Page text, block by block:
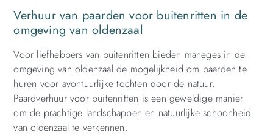
Verhuur van paarden voor buitenritten in de
omgeving van oldenzaal
Voor liefhebbers van buitenritten bieden maneges in de
omgeving van oldenzaal de mogelijkheid om paarden te
huren voor avontuurlijke tochten door de natuur.
Paardverhuur voor buitenritten is een geweldige manier
om de prachtige landschappen en natuurlijke schoonheid
van oldenzaal te verkennen.